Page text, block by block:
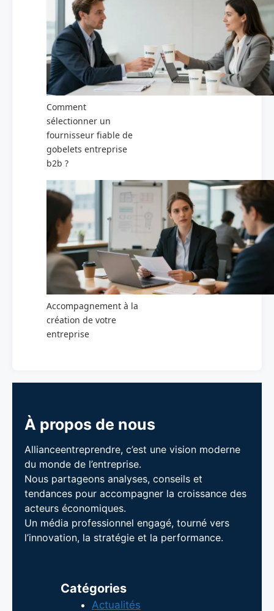
Comment
sélectionner un
fournisseur fiable de
gobelets entreprise
b2b ?
Accompagnement à la
création de votre
entreprise
À propos de nous
Allianceentreprendre, c’est une vision moderne
du monde de l’entreprise.
Nous partageons analyses, conseils et
tendances pour accompagner la croissance des
acteurs économiques.
Un média professionnel engagé, tourné vers
l’innovation, la stratégie et la performance.
Catégories
Actualités